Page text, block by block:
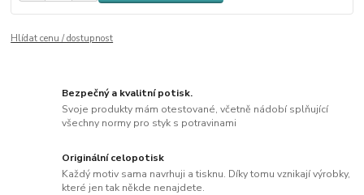
Hlídat cenu / dostupnost
Bezpečný a kvalitní potisk.
Svoje produkty mám otestované, včetně nádobí splňující
všechny normy pro styk s potravinami
Originální celopotisk
Každý motiv sama navrhuji a tisknu. Díky tomu vznikají výrobky,
které jen tak někde nenajdete.